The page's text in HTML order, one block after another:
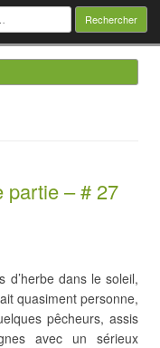
:
partie – # 27
dans le soleil,
quasiment personne,
pêcheurs, assis
avec un sérieux